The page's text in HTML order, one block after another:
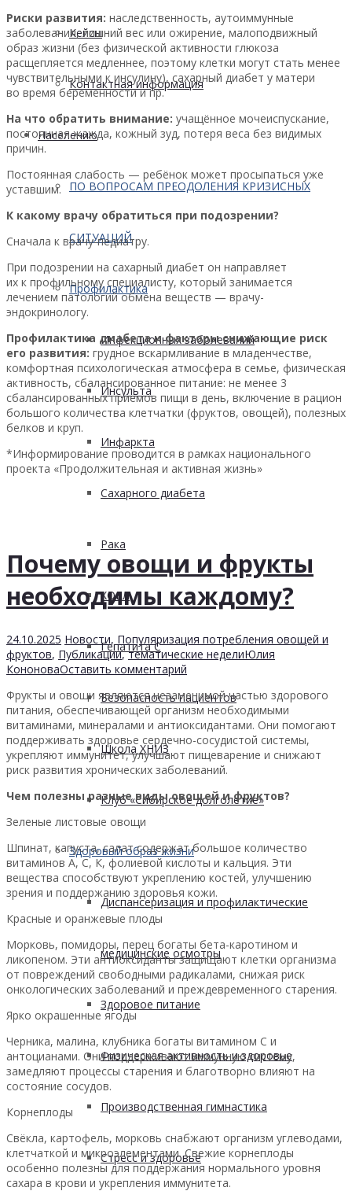
Кейсы
Контактная информация
Населению
ПО ВОПРОСАМ ПРЕОДОЛЕНИЯ КРИЗИСНЫХ
СИТУАЦИЙ
Профилактика
Инфекционных заболеваний
Инсульта
Инфаркта
Сахарного диабета
Рака
ХОБЛ
Гепатита С
Безопасность пациентов
Школа ХНИЗ
Клуб «Сибирское долголетие»
Здоровый образ жизни
Диспансеризация и профилактические
медицинские осмотры
Здоровое питание
Физическая активность и здоровье
Производственная гимнастика
Стресс и здоровье
Риски развития: наследственность, аутоиммунные
заболевания, лишний вес или ожирение, малоподвижный
образ жизни (без физической активности глюкоза
расщепляется медленнее, поэтому клетки могут стать менее
чувствительными к инсулину), сахарный диабет у матери
во время беременности и пр.
На что обратить внимание: учащённое мочеиспускание,
постоянная жажда, кожный зуд, потеря веса без видимых
причин.
Постоянная слабость — ребёнок может просыпаться уже
уставшим.
К какому врачу обратиться при подозрении?
Сначала к врачу-педиатру.
При подозрении на сахарный диабет он направляет
их к профильному специалисту, который занимается
лечением патологий обмена веществ — врачу-
эндокринологу.
Профилактика диабета и факторы снижающие риск
его развития: грудное вскармливание в младенчестве,
комфортная психологическая атмосфера в семье, физическая
активность, сбалансированное питание: не менее 3
сбалансированных приемов пищи в день, включение в рацион
большого количества клетчатки (фруктов, овощей), полезных
белков и круп.
*Информирование проводится в рамках национального
проекта «Продолжительная и активная жизнь»
Почему овощи и фрукты
необходимы каждому?
24.10.2025 Новости, Популяризация потребления овощей и
фруктов, Публикации,тематические неделиЮлия
КононоваОставить комментарий
Фрукты и овощи являются незаменимой частью здорового
питания, обеспечивающей организм необходимыми
витаминами, минералами и антиоксидантами. Они помогают
поддерживать здоровье сердечно-сосудистой системы,
укрепляют иммунитет, улучшают пищеварение и снижают
риск развития хронических заболеваний.
Чем полезны разные виды овощей и фруктов?
Зеленые листовые овощи
Шпинат, капуста, салат содержат большое количество
витаминов А, С, К, фолиевой кислоты и кальция. Эти
вещества способствуют укреплению костей, улучшению
зрения и поддержанию здоровья кожи.
Красные и оранжевые плоды
Морковь, помидоры, перец богаты бета-каротином и
ликопеном. Эти антиоксиданты защищают клетки организма
от повреждений свободными радикалами, снижая риск
онкологических заболеваний и преждевременного старения.
Ярко окрашенные ягоды
Черника, малина, клубника богаты витамином C и
антоцианами. Они поддерживают иммунную систему,
замедляют процессы старения и благотворно влияют на
состояние сосудов.
Корнеплоды
Свёкла, картофель, морковь снабжают организм углеводами,
клетчаткой и микроэлементами. Свежие корнеплоды
особенно полезны для поддержания нормального уровня
сахара в крови и укрепления иммунитета.